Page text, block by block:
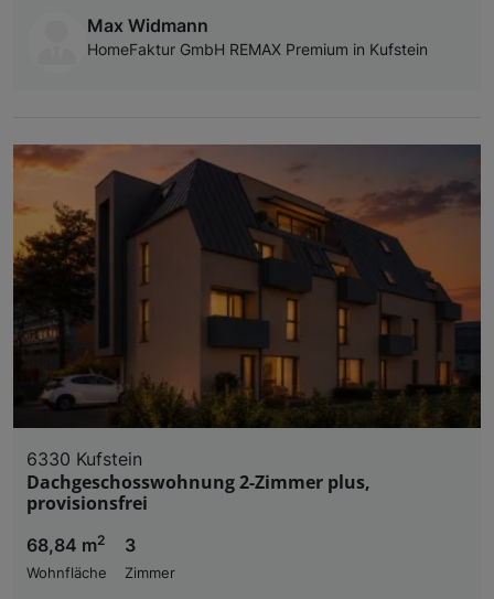
Max Widmann
HomeFaktur GmbH REMAX Premium in Kufstein
6330 Kufstein
Dachgeschosswohnung 2-Zimmer plus,
provisionsfrei
68,84 m2
Wohnfläche
3
Zimmer